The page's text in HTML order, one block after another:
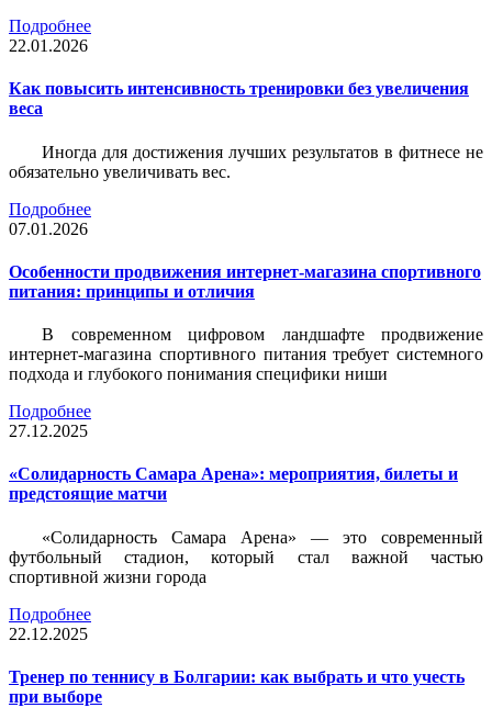
Подробнее
22.01.2026
Как повысить интенсивность тренировки без увеличения
веса
Иногда для достижения лучших результатов в фитнесе не
обязательно увеличивать вес.
Подробнее
07.01.2026
Особенности продвижения интернет-магазина спортивного
питания: принципы и отличия
В современном цифровом ландшафте продвижение
интернет-магазина спортивного питания требует системного
подхода и глубокого понимания специфики ниши
Подробнее
27.12.2025
«Солидарность Самара Арена»: мероприятия, билеты и
предстоящие матчи
«Солидарность Самара Арена» — это современный
футбольный стадион, который стал важной частью
спортивной жизни города
Подробнее
22.12.2025
Тренер по теннису в Болгарии: как выбрать и что учесть
при выборе